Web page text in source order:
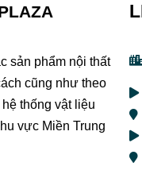
sản phẩm nội thất
cũng như theo
thống vật liệu
vực Miền Trung